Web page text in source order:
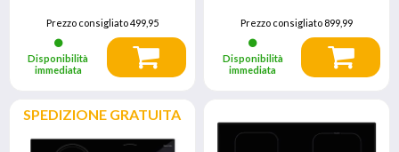
Prezzo consigliato499,95
Disponibilità
immediata
Prezzo consigliato 899,99
Disponibilità
immediata
SPEDIZIONE GRATUITA